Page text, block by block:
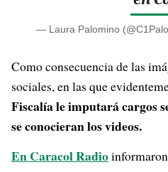
— Laura Palomino
Como consecuencia de las
sociales, en las que
Fiscalía le imputará cargos
se conocieran los videos.
En Caracol Radio